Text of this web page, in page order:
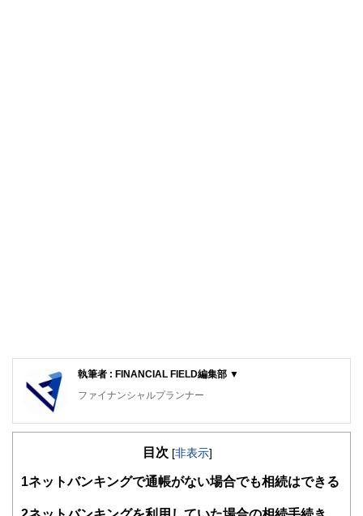
執筆者 : FINANCIAL FIELD編集部 ▼
ファイナンシャルプランナー
FinancialField編集部は、金融、経済に関する記事を、日々
知識がない方でも理解できるようわかりやすく発信していま
得者を中心に「お金や暮らし」に関する書籍・雑誌の編集経
目次 [非表示]
1 ネットバンキングで通帳がない場合でも相続はできる